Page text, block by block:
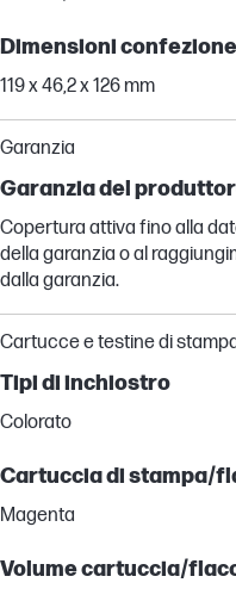
Dimensioni confezione
119 x 46,2 x 126 mm
Garanzia
Garanzia del
Copertura attiva fino alla
della garanzia o al
dalla garanzia.
Cartucce e testine di
Tipi di inchiostro
Colorato
Cartuccia di stampa/
Magenta
Volume cartuccia/